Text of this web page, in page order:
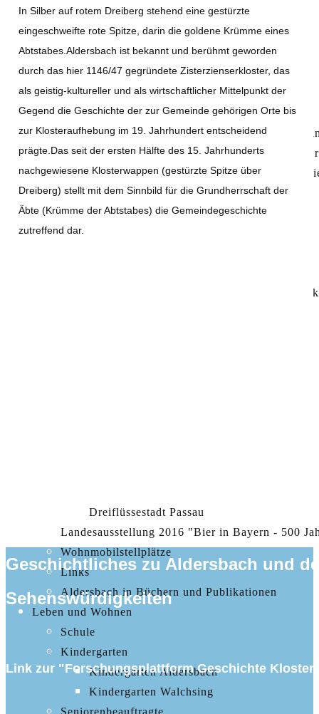
Das Asam
Bräustüberl
Hotel und Gasthof Mayerhofer
Gasthaus Pirkl
Gasthaus zur Post
Geschichte und Sehenswertes
Aldersbach: Kulturbewusster
Kloster Aldersbach: Vom Wein zum Bier:
Klosterareal Aldersbach: Im Zeichen von
"Der Dom des Vilstals" - die Asamkirche
Brauerei
Kunst und Kultur
Aldersbacher Singakademie für junge
Dreiflüssestadt Passau
Landesausstellung 2016 "Bier in Bayern - 500
Wohnmobilstellplätze
Links
Aldersbach in Büchern und Publikationen
Leben und Wohnen
Schule
Kindergarten
Kindergarten Aldersbach
Kindergarten Walchsing
Seniorenbeauftragte
In Silber auf rotem Dreiberg stehend eine gestürzte
eingeschweifte rote Spitze, darin die goldene Krümme eines
Abtstabes.Aldersbach ist bekannt und berühmt geworden
durch das hier 1146/47 gegründete Zisterzienserkloster, das
als geistig-kultureller und als wirtschaftlicher Mittelpunkt der
Gegend die Geschichte der zur Gemeinde gehörigen Orte bis
zur Klosteraufhebung im 19. Jahrhundert entscheidend
prägte.Das seit der ersten Hälfte des 15. Jahrhunderts
nachgewiesene Klosterwappen (gestürzte Spitze über
Dreiberg) stellt mit dem Sinnbild für die Grundherrschaft der
Äbte (Krümme der Abtstabes) die Gemeindegeschichte
zutreffend dar.
Geschichtliches zu Aldersbach und
Sehenswürdigkeiten
Link zur "Forschungsplattform Geschichte Kloster